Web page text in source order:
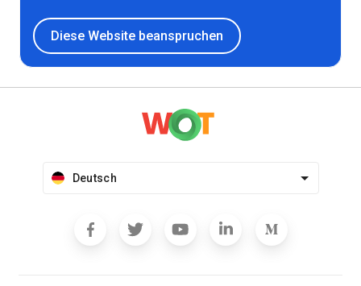
Diese Website beanspruchen
Deutsch